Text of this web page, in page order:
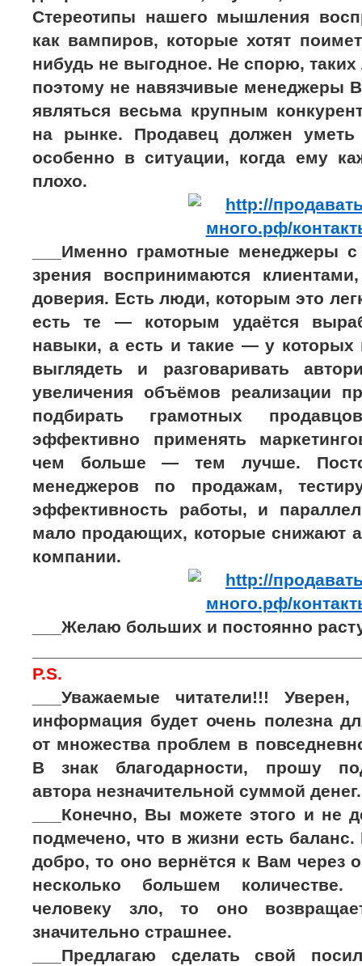
Стереотипы нашего мышления
как вампиров, которые хотят
нибудь не выгодное. Не спорю,
поэтому не навязчивые менеджеры
являться весьма крупным
на рынке. Продавец должен уметь
особенно в ситуации, когда ему
плохо.
___Именно грамотные менеджеры с
зрения воспринимаются
доверия. Есть люди, которым это
есть те — которым удаётся
навыки, а есть и такие — у которых
выглядеть и разговаривать
увеличения объёмов реализации
подбирать грамотных
эффективно применять
чем больше — тем лучше.
менеджеров по продажам,
эффективность работы, и
мало продающих, которые снижают
компании.
___Желаю больших и постоянно
P.S.
___Уважаемые читатели!!!
информация будет очень полезна
от множества проблем в
В знак благодарности, прошу
автора незначительной суммой денег.
___Конечно, Вы можете этого и не
подмечено, что в жизни есть
добро, то оно вернётся к Вам через
несколько большем
человеку зло, то оно
значительно страшнее.
___Предлагаю сделать свой